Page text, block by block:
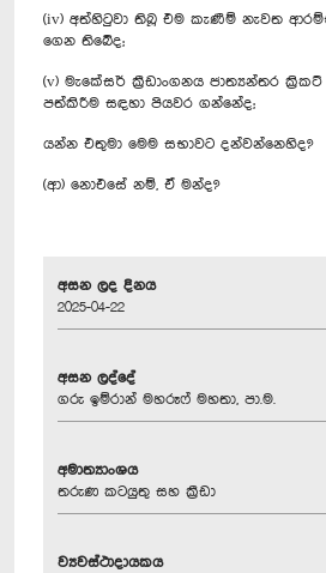
(iv) අත්හිටුවා තිබූ එම කැණීම් නැවත
ගෙන තිබේද;
(v) මැකේසර් ක්‍රීඩාංගනය ජාත්‍යන්තර
පත්කිරීම සඳහා පියවර ගන්නේද;
යන්න එතුමා මෙම සභාවට දන්වන්නෙහිද?
(ආ) නොඑසේ නම්, ඒ මන්ද?
අසන ලද දිනය
2025-04-22
අසන ලද්දේ
ගරු ඉම්රාන් මහරූෆ් මහතා, පා.ම.
අමාත්‍යාංශය
තරුණ කටයුතු සහ ක්‍රීඩා
ව්‍යවස්ථාදායකය